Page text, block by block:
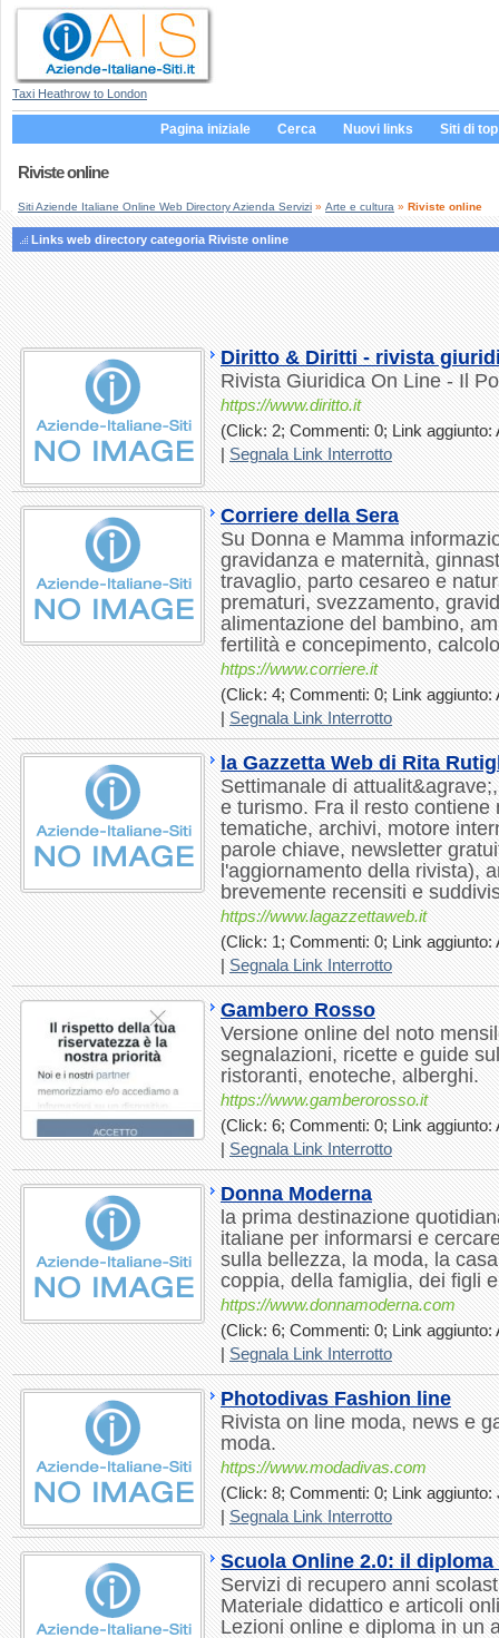
Taxi Heathrow to London
Pagina iniziale Cerca Nuovi links Siti di top
Riviste online
Siti Aziende Italiane Online Web Directory Azienda Servizi » Arte e cultura » Riviste online
Links web directory categoria Riviste online
Diritto & Diritti - rivista
Rivista Giuridica On Line - Il
https://www.diritto.it
(Click: 2; Commenti: 0; Link aggiunto:
|Segnala Link Interrotto
Corriere della Sera
Su Donna e Mamma
gravidanza e maternità,
travaglio, parto cesareo e
prematuri, svezzamento,
alimentazione del bambino,
fertilità e concepimento,
https://www.corriere.it
(Click: 4; Commenti: 0; Link aggiunto:
|Segnala Link Interrotto
la Gazzetta Web di Rita
Settimanale di
e turismo. Fra il resto contiene
tematiche, archivi, motore
parole chiave, newsletter
l'aggiornamento della rivista),
brevemente recensiti e
https://www.lagazzettaweb.it
(Click: 1; Commenti: 0; Link aggiunto:
|Segnala Link Interrotto
Gambero Rosso
Versione online del noto
segnalazioni, ricette e guide
ristoranti, enoteche, alberghi.
https://www.gamberorosso.it
(Click: 6; Commenti: 0; Link aggiunto:
|Segnala Link Interrotto
Donna Moderna
la prima destinazione
italiane per informarsi e
sulla bellezza, la moda, la
coppia, della famiglia, dei figli
https://www.donnamoderna.com
(Click: 6; Commenti: 0; Link aggiunto:
|Segnala Link Interrotto
Photodivas Fashion line
Rivista on line moda, news e
moda.
https://www.modadivas.com
(Click: 8; Commenti: 0; Link aggiunto:
|Segnala Link Interrotto
Scuola Online 2.0: il diploma
Servizi di recupero anni
Materiale didattico e articoli
Lezioni online e diploma in un